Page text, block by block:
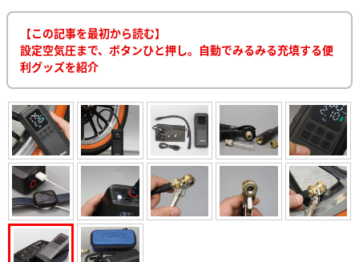
【この記事を最初から読む】
設定空気圧まで、ボタンひと押し。自動でみるみる充填する便
利グッズを紹介